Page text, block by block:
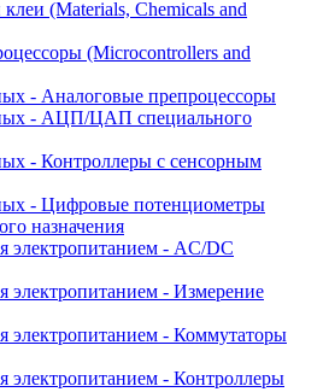
(Materials, Chemicals and
(Microcontrollers and
- Аналоговые препроцессоры
- АЦП/ЦАП специального
- Контроллеры с сенсорным
- Цифровые потенциометры
назначения
электропитанием - AC/DC
электропитанием - Измерение
электропитанием - Коммутаторы
электропитанием - Контроллеры